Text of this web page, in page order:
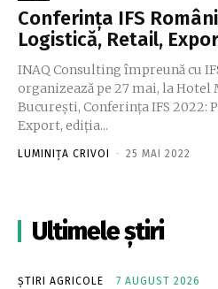
Conferinţa IFS
Logistică, Retail,
INAQ Consulting împreună cu
organizează pe 27 mai, la Hotel
București, Conferința IFS 2022:
Export, ediția...
LUMINIȚA CRIVOI - 25 MAI 2022
Ultimele știri
ȘTIRI AGRICOLE 7 AUGUST 2026